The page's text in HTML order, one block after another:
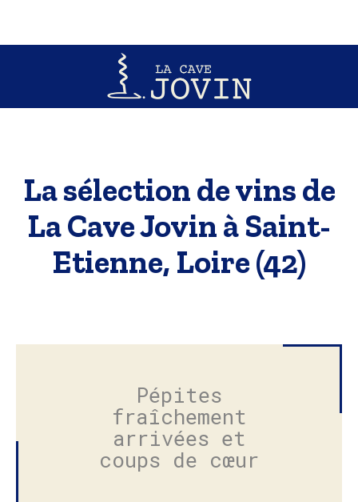
La sélection de vins de
La Cave Jovin à Saint-
Etienne, Loire (42)
Pépites
fraîchement
arrivées et
coups de cœur